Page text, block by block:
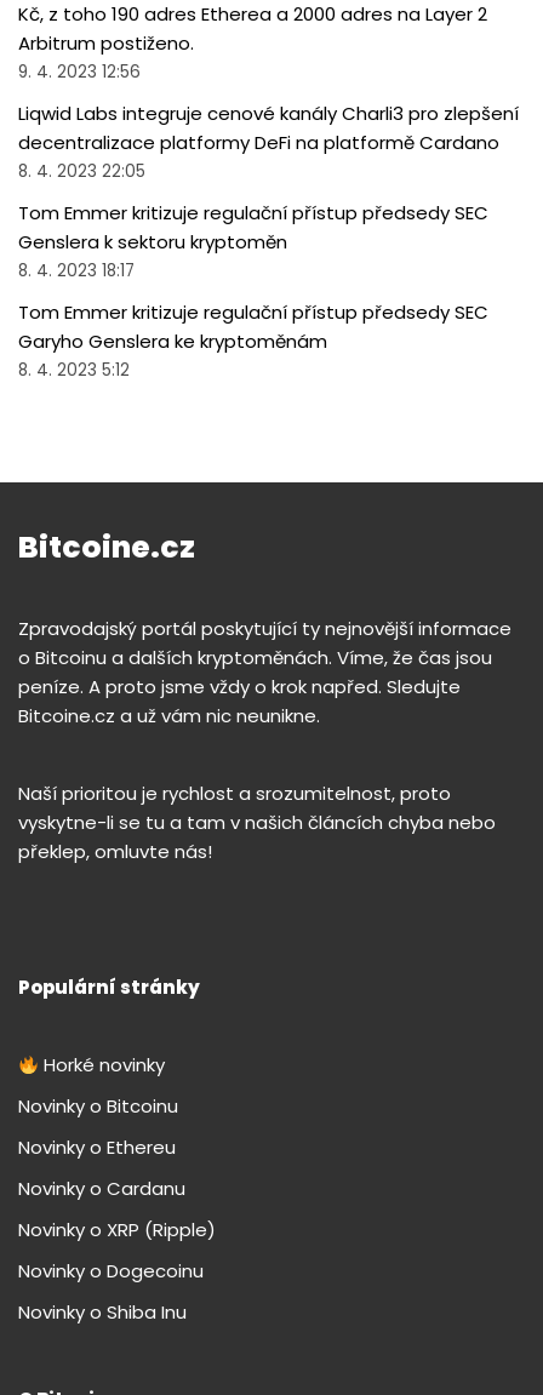
Kč, z toho 190 adres Etherea a 2000 adres na Layer 2
Arbitrum postiženo.
9. 4. 2023 12:56
Liqwid Labs integruje cenové kanály Charli3 pro zlepšení
decentralizace platformy DeFi na platformě Cardano
8. 4. 2023 22:05
Tom Emmer kritizuje regulační přístup předsedy SEC
Genslera k sektoru kryptoměn
8. 4. 2023 18:17
Tom Emmer kritizuje regulační přístup předsedy SEC
Garyho Genslera ke kryptoměnám
8. 4. 2023 5:12
Bitcoine.cz
Zpravodajský portál poskytující ty nejnovější informace
o Bitcoinu a dalších kryptoměnách. Víme, že čas jsou
peníze. A proto jsme vždy o krok napřed. Sledujte
Bitcoine.cz a už vám nic neunikne.
Naší prioritou je rychlost a srozumitelnost, proto
vyskytne-li se tu a tam v našich článcích chyba nebo
překlep, omluvte nás!
Populární stránky
Horké novinky
Novinky o Bitcoinu
Novinky o Ethereu
Novinky o Cardanu
Novinky o XRP (Ripple)
Novinky o Dogecoinu
Novinky o Shiba Inu